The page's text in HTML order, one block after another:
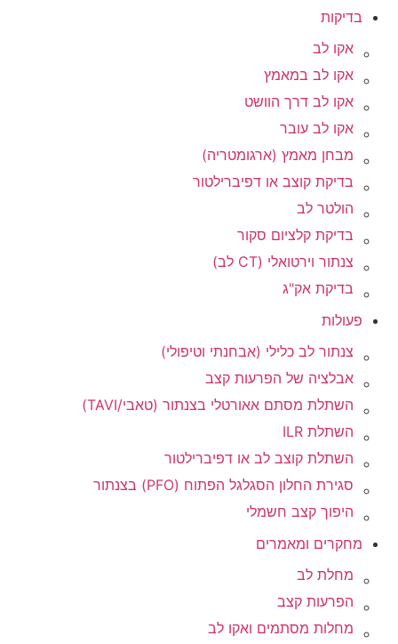
בדיקות
אקו לב
אקו לב במאמץ
אקו לב דרך הוושט
אקו לב עובר
מבחן מאמץ (ארגומטריה)
בדיקת קוצב או דפיברילטור
הולטר לב
בדיקת קלציום סקור
צנתור וירטואלי (CT לב)
בדיקת אק"ג
פעולות
צנתור לב כלילי (אבחנתי וטיפולי)
אבלציה של הפרעות קצב
השתלת מסתם אאורטלי בצנתור (טאבי/TAVI)
השתלת ILR
השתלת קוצב לב או דפיברילטור
סגירת החלון הסגלגל הפתוח (PFO) בצנתור
היפוך קצב חשמלי
מחקרים ומאמרים
מחלת לב
הפרעות קצב
מחלות מסתמים ואקו לב